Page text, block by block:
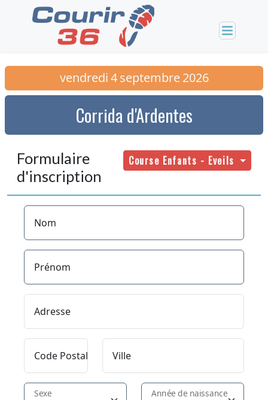
vendredi4 septembre 2026
Corrida d'Ardentes
Course Enfants - Eveils
Formulaire
d'inscription
Nom
Prénom
Adresse
Code Postal Ville
Sexe Année de naissance